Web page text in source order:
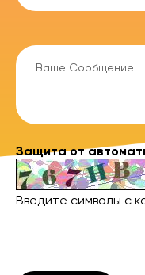
Защита от
Введите символы с